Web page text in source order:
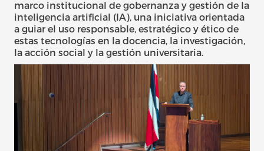
marco institucional de gobernanza y gestión de la
inteligencia artificial (IA), una iniciativa orientada
a guiar el uso responsable, estratégico y ético de
estas tecnologías en la docencia, la investigación,
la acción social y la gestión universitaria.